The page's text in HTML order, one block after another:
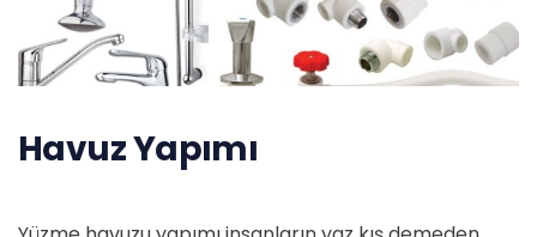
Havuz Yapımı